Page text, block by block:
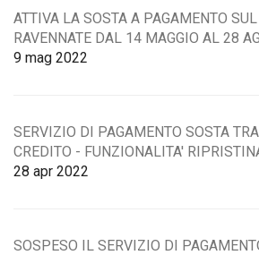
ATTIVA LA SOSTA A PAGAMENTO
RAVENNATE DAL 14 MAGGIO AL 28
9 mag 2022
SERVIZIO DI PAGAMENTO SOSTA
CREDITO - FUNZIONALITA'
28 apr 2022
SOSPESO IL SERVIZIO DI